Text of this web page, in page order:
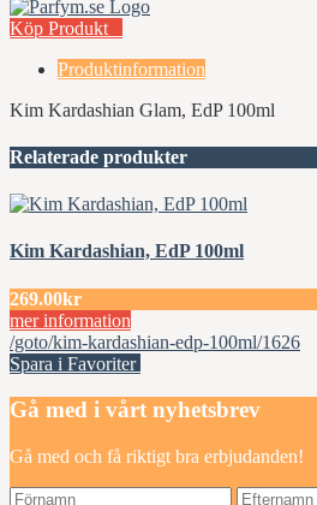
Köp Produkt
Produktinformation
Kim Kardashian Glam, EdP 100ml
Relaterade produkter
Kim Kardashian, EdP 100ml
269.00kr
mer information
/goto/kim-kardashian-edp-100ml/1626
Spara i Favoriter
Gå med i vårt nyhetsbrev
Gå med och få riktigt bra erbjudanden!